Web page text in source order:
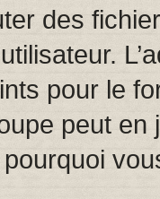
des
pour le
peut en